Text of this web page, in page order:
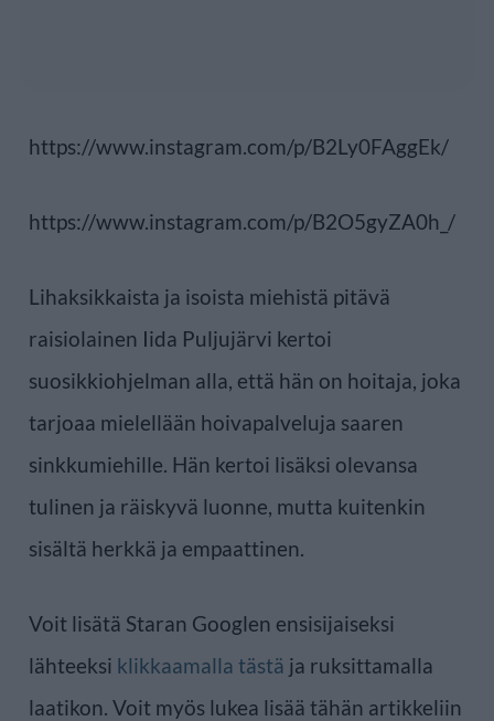
https://www.instagram.com/p/B2Ly0FAggEk/
https://www.instagram.com/p/B2O5gyZA0h_/
Lihaksikkaista ja isoista miehistä pitävä
raisiolainen Iida Puljujärvi kertoi
suosikkiohjelman alla, että hän on hoitaja, joka
tarjoaa mielellään hoivapalveluja saaren
sinkkumiehille. Hän kertoi lisäksi olevansa
tulinen ja räiskyvä luonne, mutta kuitenkin
sisältä herkkä ja empaattinen.
Voit lisätä Staran Googlen ensisijaiseksi
lähteeksi klikkaamalla tästä ja ruksittamalla
laatikon. Voit myös lukea lisää tähän artikkeliin